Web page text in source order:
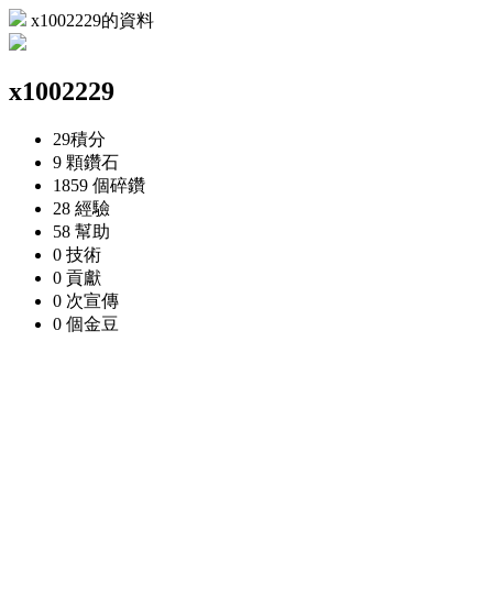
x1002229的資料
x1002229
29積分
9 顆鑽石
1859 個碎鑽
28 經驗
58 幫助
0 技術
0 貢獻
0 次宣傳
0 個金豆